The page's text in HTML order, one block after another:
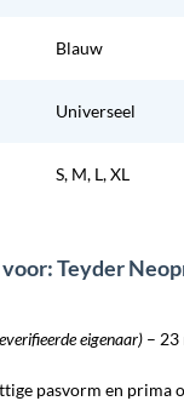
Blauw
Universeel
S, M, L, XL
Teyder
eigenaar) – 23
pasvorm en prima